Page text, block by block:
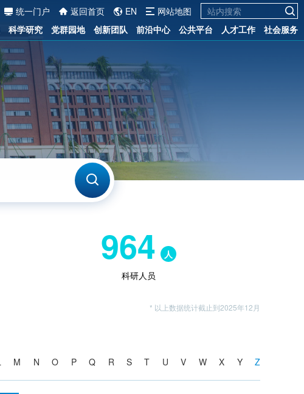
统一门户 返回首页 EN
网站地图
科学研究 党群园地 创新团队 前沿中心 公共平台 人才工作 社会服务
964
人
科研人员
* 以上数据统计截止到2025年12月
M N O P Q R S T U V W X Y Z